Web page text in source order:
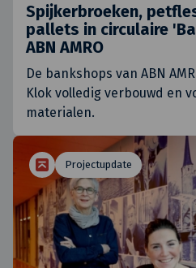
Spijkerbroeken,
pallets in circulaire
ABN AMRO
De bankshops van ABN
Klok volledig verbouwd en
materialen.
Projectupdate